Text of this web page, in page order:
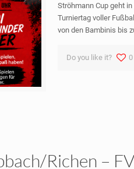
Ströhmann Cup geht
Turniertag voller
von den Bambinis bis
Do you like it? 0
Richen –